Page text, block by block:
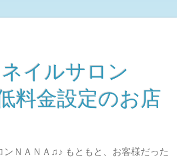
イルサロン
料金設定のお店
ンＮＡＮＡ♫♪ もともと、お客様だった